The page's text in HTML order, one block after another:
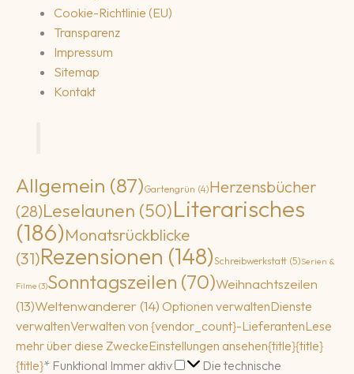
Cookie-Richtlinie (EU)
Transparenz
Impressum
Sitemap
Kontakt
Allgemein (87)Gartengrün (4)Herzensbücher
(28)Leselaunen (50)Literarisches
(186)Monatsrückblicke
(31)Rezensionen (148)Schreibwerkstatt (5)Serien &
Filme (3)Sonntagszeilen (70)Weihnachtszeilen
(13)Weltenwanderer (14) Optionen verwaltenDienste
verwaltenVerwalten von {vendor_count}-LieferantenLese
mehr über diese ZweckeEinstellungen ansehen{title}{title}
{title}* Funktional Immer aktiv Funktional
Die technische